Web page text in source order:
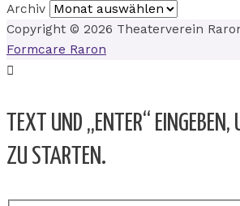
Archiv
Copyright © 2026 Theaterverein
Formcare Raron
TEXT UND „ENTER“ EINGEBEN,
ZU STARTEN.